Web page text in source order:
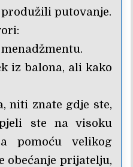
putovanje.
iz balona, ali kako
niti znate gdje ste,
ste na visoku
pomoću velikog
obećanje prijatelju,